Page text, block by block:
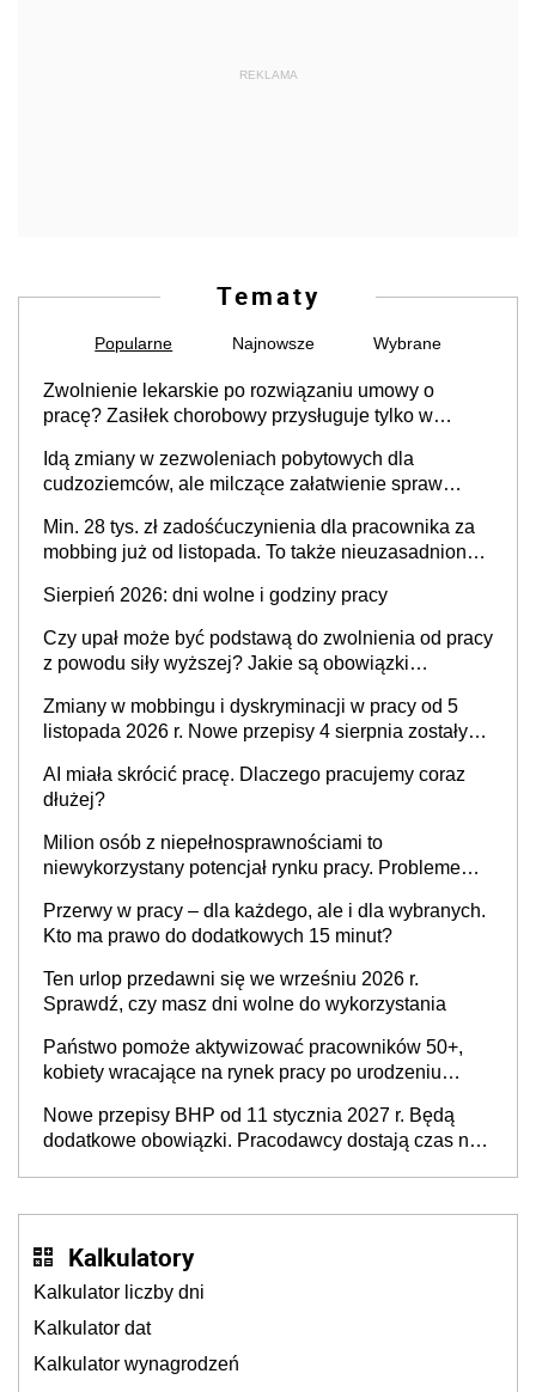
REKLAMA
Tematy
Popularne Najnowsze Wybrane
Zwolnienie lekarskie po rozwiązaniu umowy o
pracę? Zasiłek chorobowy przysługuje tylko w
stosunku pracy
Idą zmiany w zezwoleniach pobytowych dla
cudzoziemców, ale milczące załatwienie spraw
Min. 28 tys. zł zadośćuczynienia dla pracownika za
mobbing już od listopada. To także nieuzasadniona
Sierpień 2026: dni wolne i godziny pracy
Czy upał może być podstawą do zwolnienia od pracy
z powodu siły wyższej? Jakie są obowiązki
Zmiany w mobbingu i dyskryminacji w pracy od 5
listopada 2026 r. Nowe przepisy 4 sierpnia zostały
AI miała skrócić pracę. Dlaczego pracujemy coraz
dłużej?
Milion osób z niepełnosprawnościami to
niewykorzystany potencjał rynku pracy. Problemem
refundacji, ale bariery po stronie systemu i
świadomości pracodawców [WYWIAD]
Przerwy w pracy – dla każdego, ale i dla wybranych.
Kto ma prawo do dodatkowych 15 minut?
Ten urlop przedawni się we wrześniu 2026 r.
Sprawdź, czy masz dni wolne do wykorzystania
Państwo pomoże aktywizować pracowników 50+,
kobiety wracające na rynek pracy po urodzeniu
neuroatypowe. Powstanie Fundusz na rzecz
Inkluzywności w Zatrudnianiu?
Nowe przepisy BHP od 11 stycznia 2027 r. Będą
dodatkowe obowiązki. Pracodawcy dostają czas na
Kalkulatory
Kalkulator liczby dni
Kalkulator dat
Kalkulator wynagrodzeń